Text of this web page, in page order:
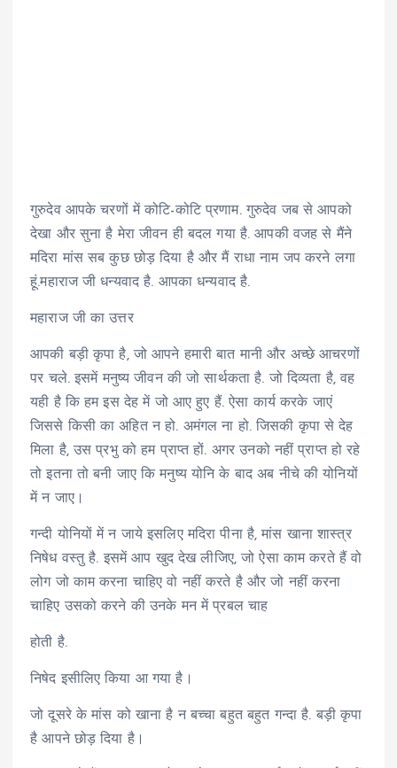
गुरुदेव आपके चरणों में कोटि-कोटि प्रणाम. गुरुदेव जब से आपको
देखा और सुना है मेरा जीवन ही बदल गया है. आपकी वजह से मैंने
मदिरा मांस सब कुछ छोड़ दिया है और मैं राधा नाम जप करने लगा
हूं.महाराज जी धन्यवाद है. आपका धन्यवाद है.
महाराज जी का उत्तर
आपकी बड़ी कृपा है, जो आपने हमारी बात मानी और अच्छे आचरणों
पर चले. इसमें मनुष्य जीवन की जो सार्थकता है. जो दिव्यता है, वह
यही है कि हम इस देह में जो आए हुए हैं. ऐसा कार्य करके जाएं
जिससे किसी का अहित न हो. अमंगल ना हो. जिसकी कृपा से देह
मिला है, उस प्रभु को हम प्राप्त हों. अगर उनको नहीं प्राप्त हो रहे
तो इतना तो बनी जाए कि मनुष्य योनि के बाद अब नीचे की योनियों
में न जाए।
गन्दी योनियों में न जाये इसलिए मदिरा पीना है, मांस खाना शास्त्र
निषेध वस्तु है. इसमें आप खुद देख लीजिए, जो ऐसा काम करते हैं वो
लोग जो काम करना चाहिए वो नहीं करते है और जो नहीं करना
चाहिए उसको करने की उनके मन में प्रबल चाह
होती है.
निषेद इसीलिए किया आ गया है।
जो दूसरे के मांस को खाना है न बच्चा बहुत बहुत गन्दा है. बड़ी कृपा
है आपने छोड़ दिया है।